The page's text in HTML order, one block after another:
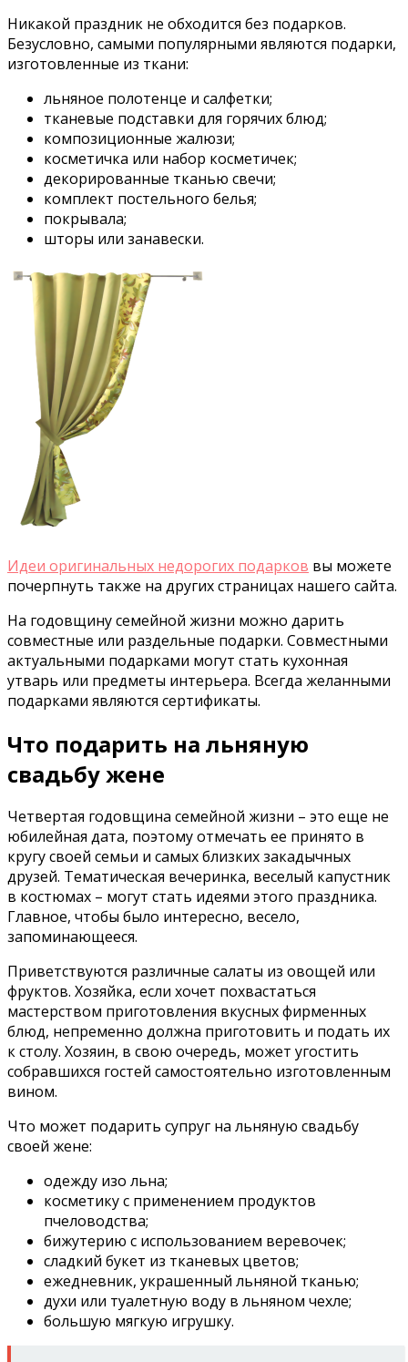
Никакой праздник не обходится без подарков.
Безусловно, самыми популярными являются подарки,
изготовленные из ткани:
льняное полотенце и салфетки;
тканевые подставки для горячих блюд;
композиционные жалюзи;
косметичка или набор косметичек;
декорированные тканью свечи;
комплект постельного белья;
покрывала;
шторы или занавески.
Идеи оригинальных недорогих подарков вы можете
почерпнуть также на других страницах нашего сайта.
На годовщину семейной жизни можно дарить
совместные или раздельные подарки. Совместными
актуальными подарками могут стать кухонная
утварь или предметы интерьера. Всегда желанными
подарками являются сертификаты.
Что подарить на льняную
свадьбу жене
Четвертая годовщина семейной жизни – это еще не
юбилейная дата, поэтому отмечать ее принято в
кругу своей семьи и самых близких закадычных
друзей. Тематическая вечеринка, веселый капустник
в костюмах – могут стать идеями этого праздника.
Главное, чтобы было интересно, весело,
запоминающееся.
Приветствуются различные салаты из овощей или
фруктов. Хозяйка, если хочет похвастаться
мастерством приготовления вкусных фирменных
блюд, непременно должна приготовить и подать их
к столу. Хозяин, в свою очередь, может угостить
собравшихся гостей самостоятельно изготовленным
вином.
Что может подарить супруг на льняную свадьбу
своей жене:
одежду изо льна;
косметику с применением продуктов
пчеловодства;
бижутерию с использованием веревочек;
сладкий букет из тканевых цветов;
ежедневник, украшенный льняной тканью;
духи или туалетную воду в льняном чехле;
большую мягкую игрушку.